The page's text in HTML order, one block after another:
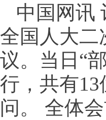
中国网讯
全国人大二
议。当日“
行，共有
问。 全体